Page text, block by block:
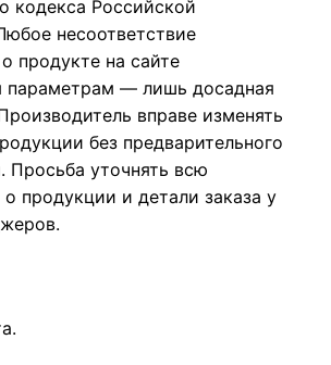
кодекса Российской
несоответствие
продукте на сайте
параметрам — лишь досадная
вправе изменять
без предварительного
Просьба уточнять всю
продукции и детали заказа у